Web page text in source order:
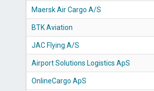
Maersk Air Cargo A/S
BTK Aviation
JAC Flying A/S
Airport Solutions Logistics ApS
OnlineCargo ApS